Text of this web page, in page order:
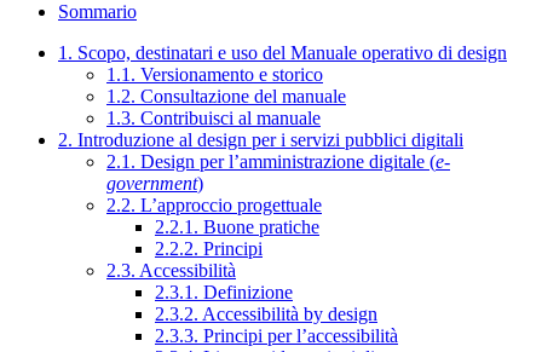
Sommario
1. Scopo, destinatari e uso del Manuale operativo di design
1.1. Versionamento e storico
1.2. Consultazione del manuale
1.3. Contribuisci al manuale
2. Introduzione al design per i servizi pubblici digitali
2.1. Design per l’amministrazione digitale (e-
government)
2.2. L’approccio progettuale
2.2.1. Buone pratiche
2.2.2. Principi
2.3. Accessibilità
2.3.1. Definizione
2.3.2. Accessibilità by design
2.3.3. Principi per l’accessibilità